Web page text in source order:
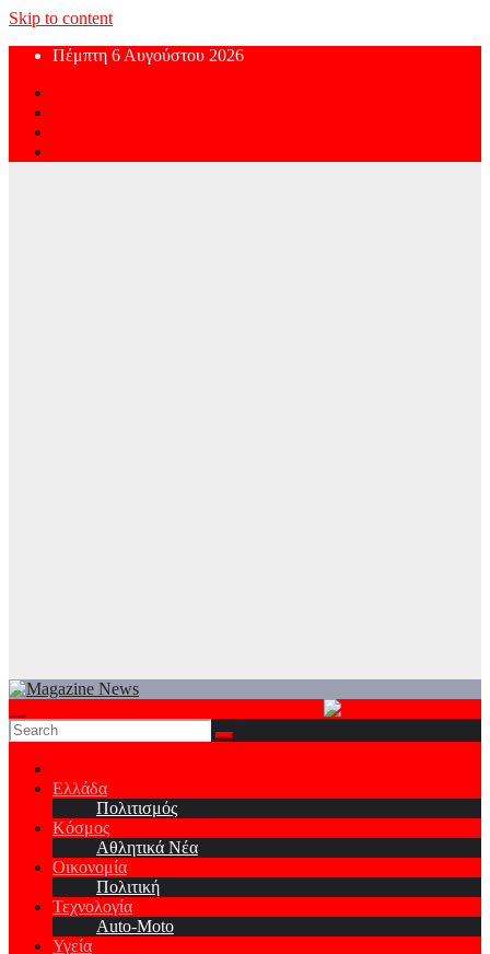
Skip to content
Πέμπτη 6 Αυγούστου 2026
Ελλάδα
Πολιτισμός
Κόσμος
Αθλητικά Νέα
Οικονομία
Πολιτική
Τεχνολογία
Auto-Moto
Υγεία